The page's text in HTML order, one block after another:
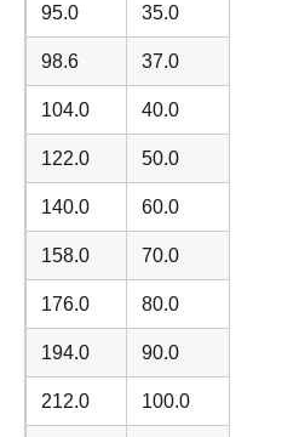
95.0 35.0
98.6 37.0
104.0 40.0
122.0 50.0
140.0 60.0
158.0 70.0
176.0 80.0
194.0 90.0
212.0 100.0